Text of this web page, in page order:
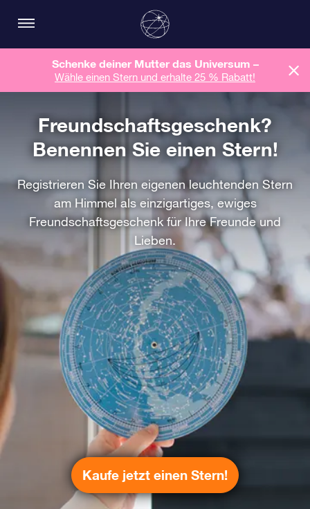
Schenke deiner Mutter das Universum –
Wähle einen Stern und erhalte 25 % Rabatt!
Freundschaftsgeschenk?
Benennen Sie einen Stern!
Registrieren Sie Ihren eigenen leuchtenden Stern
am Himmel als einzigartiges, ewiges
Freundschaftsgeschenk für Ihre Freunde und
Lieben.
Kaufe jetzt einen Stern!